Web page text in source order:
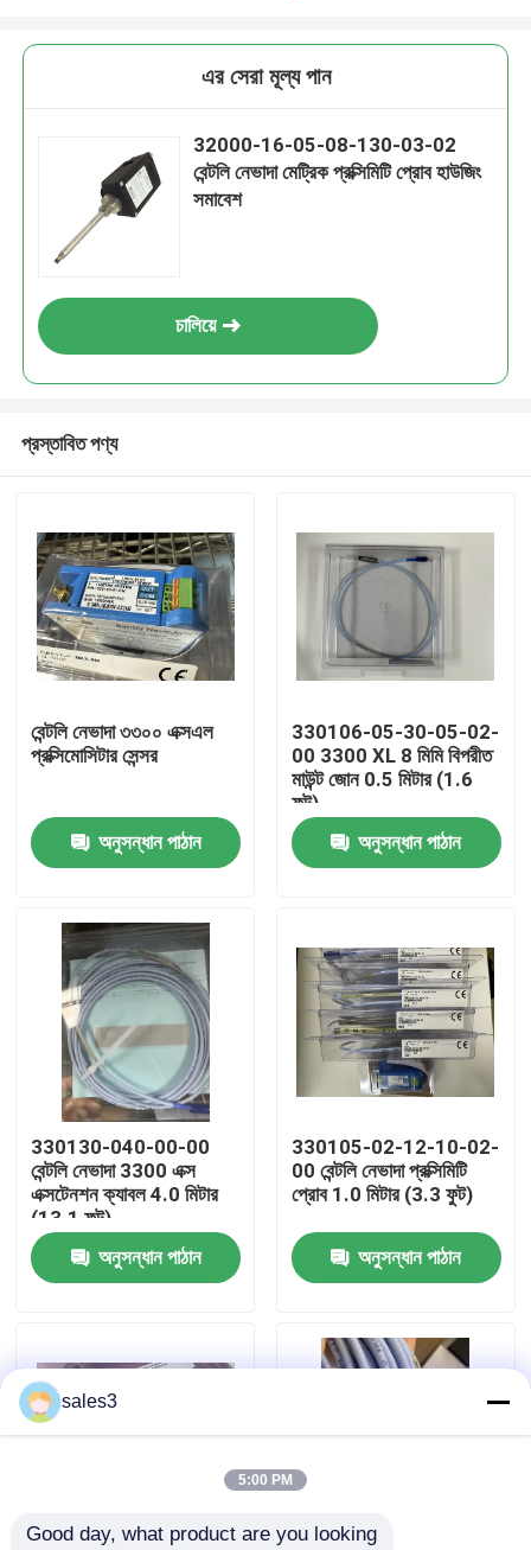
বাড়ি
পণ্য
আমাদের সম্বন্ধে
কারখানা পরিদর্শন
আমাদের সাথে যোগাযোগ
খবর
News
PEPPERL FUCHS বিচ্ছিন্ন বাধা
এর সেরা মূল্য পান
32000-16-05-08-130-03-02
বেন্টলি নেভাদা মেট্রিক প্রক্সিমিটি প্রোব হাউজিং
সমাবেশ
চালিয়ে
প্রস্তাবিত পণ্য
বেন্টলি নেভাদা ৩৩০০ এক্সএল
প্রক্সিমোসিটার সেন্সর
অনুসন্ধান পাঠান
330106-05-30-05-02-
00 3300 XL 8 মিমি বিপরীত
মাউন্ট জোন 0.5 মিটার (1.6
ফুট)
অনুসন্ধান পাঠান
330130-040-00-00
বেন্টলি নেভাদা 3300 এক্স
এক্সটেনশন ক্যাবল 4.0 মিটার
(13.1 ফুট)
অনুসন্ধান পাঠান
330105-02-12-10-02-
00 বেন্টলি নেভাদা প্রক্সিমিটি
প্রোব 1.0 মিটার (3.3 ফুট)
অনুসন্ধান পাঠান
sales3
5:00 PM
Good day, what product are you looking